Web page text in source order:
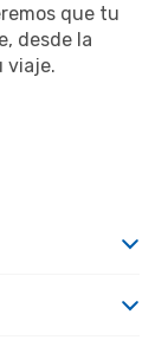
que tu
desde la
viaje.